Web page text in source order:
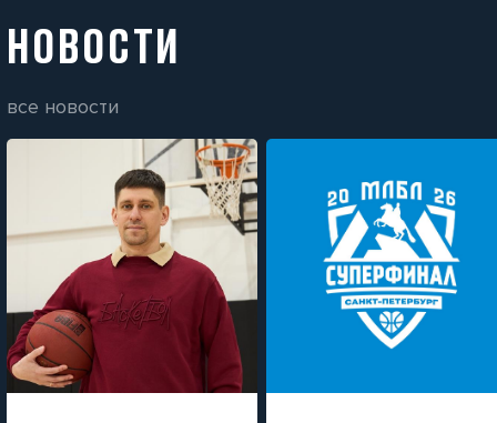
НОВОСТИ
все новости